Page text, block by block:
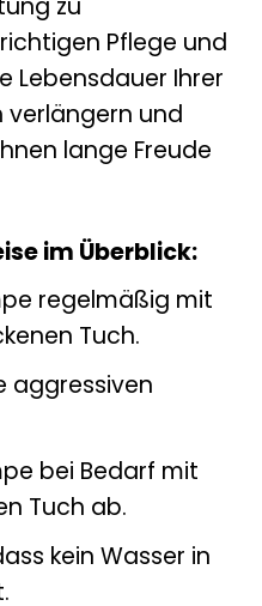
zu
Pflege und
Lebensdauer Ihrer
und
lange Freude
im Überblick:
regelmäßig mit
Tuch.
aggressiven
bei Bedarf mit
Tuch ab.
kein Wasser in